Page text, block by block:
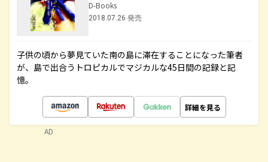
D-Books
2018.07.26 発売
子供の頃から夢見ていた南の島に滞在することになった筆者
が、島で出合うトロピカルでマジカルな45日間の記録と記
憶。
詳細を見る
AD